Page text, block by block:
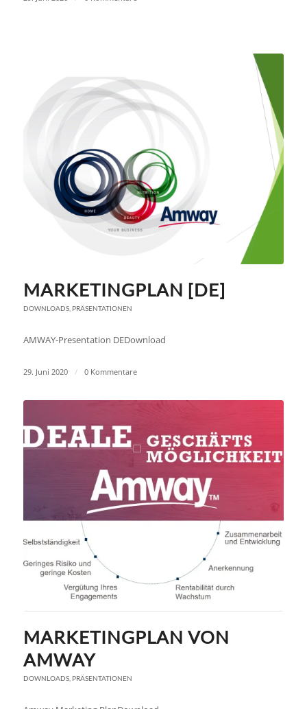
MARKETINGPLAN [DE]
DOWNLOADS, PRÄSENTATIONEN
AMWAY-Presentation DEDownload
29. Juni 2020 / 0 Kommentare
MARKETINGPLAN VON
AMWAY
DOWNLOADS, PRÄSENTATIONEN